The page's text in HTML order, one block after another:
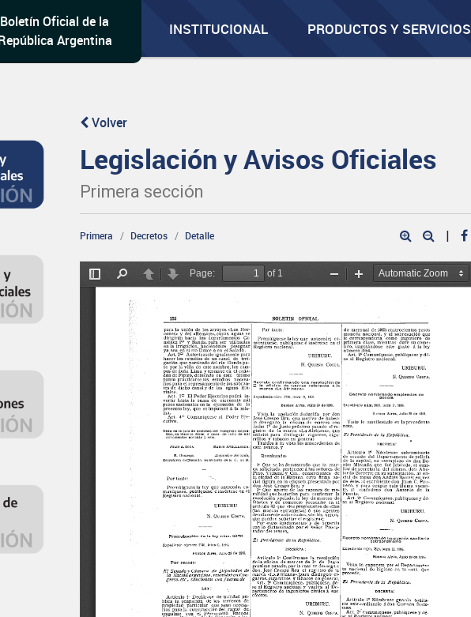
Boletín Oficial de la
Argentina
INSTITUCIONAL PRODUCTOS Y SERVICIOS
Volver
Legislación y Avisos Oficiales
Primera sección
Primera Decretos Detalle |